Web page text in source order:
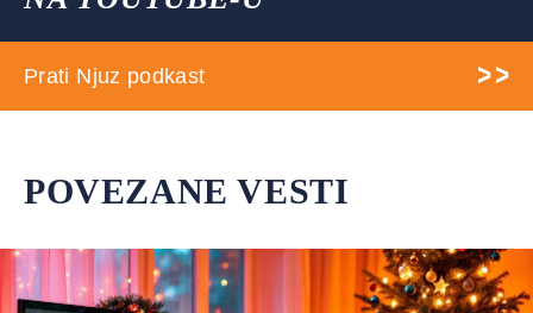
Prati Njuz podkast
POVEZANE VESTI